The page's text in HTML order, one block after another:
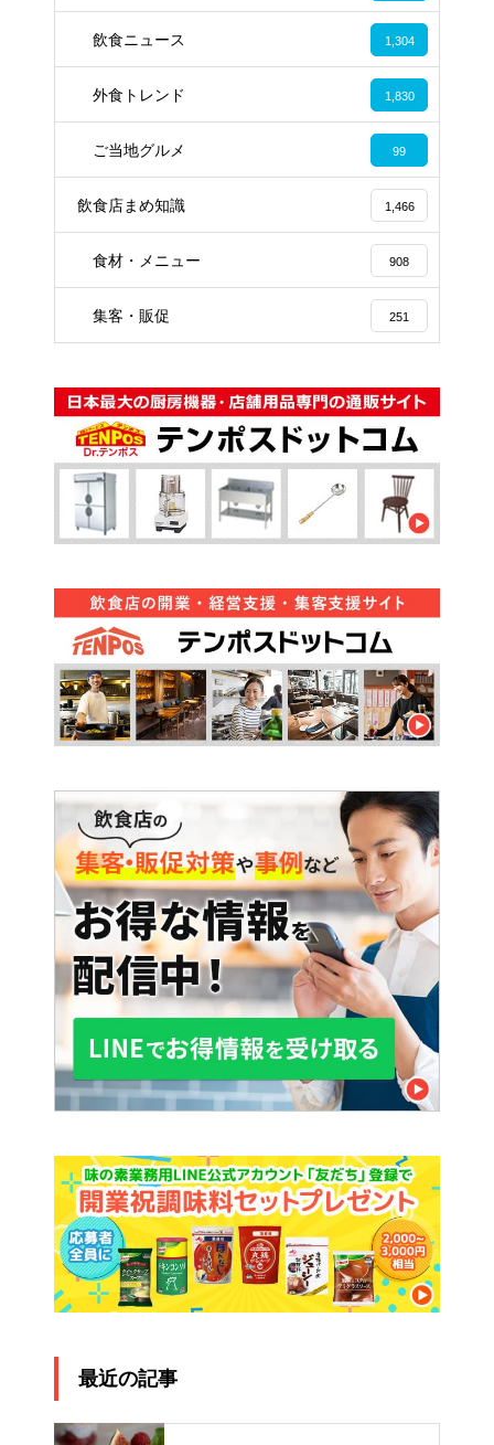
飲食ニュース 1,304
外食トレンド 1,830
ご当地グルメ 99
飲食店まめ知識 1,466
食材・メニュー 908
集客・販促 251
最近の記事